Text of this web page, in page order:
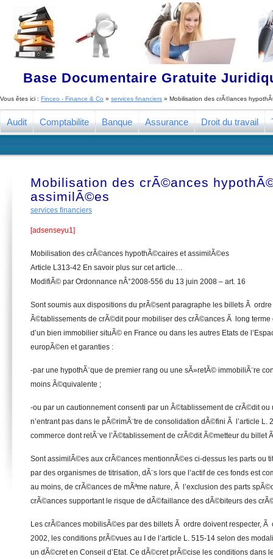
Base Documentaire Gratuite
Vous êtes ici : Finceo - Finance & Co » services financiers » Mobilisation des crÃ©ances
Audit Comptabilite Banque Assurance Droit du travail
Mobilisation des crÃ©ances
assimilÃ©es
services financiers
[adsenseyu1]
Mobilisation des crÃ©ances hypothÃ©caires et assimilÃ©es
Article L313-42 En savoir plus sur cet article…
ModifiÃ© par Ordonnance nÂ°2008-556 du 13 juin 2008 – art. 16
Sont soumis aux dispositions du prÃ©sent paragraphe les billets Ã
Ã©tablissements de crÃ©dit pour mobiliser des crÃ©ances Ã long
d’un bien immobilier situÃ© en France ou dans les autres Etats de
europÃ©en et garanties :
-par une hypothÃ¨que de premier rang ou une sÃ»retÃ© immobiliÃ¨re
moins Ã©quivalente ;
-ou par un cautionnement consenti par un Ã©tablissement de crÃ©dit ou
n’entrant pas dans le pÃ©rimÃ¨tre de consolidation dÃ©fini Ã l’article L.
commerce dont relÃ¨ve l’Ã©tablissement de crÃ©dit Ã©metteur du billet
Sont assimilÃ©es aux crÃ©ances mentionnÃ©es ci-dessus les parts ou
par des organismes de titrisation, dÃ¨s lors que l’actif de ces fonds est
au moins, de crÃ©ances de mÃªme nature, Ã l’exclusion des parts
crÃ©ances supportant le risque de dÃ©faillance des dÃ©biteurs des
Les crÃ©ances mobilisÃ©es par des billets Ã ordre doivent respecter, Ã
2002, les conditions prÃ©vues au I de l’article L. 515-14 selon des
un dÃ©cret en Conseil d’Etat. Ce dÃ©cret prÃ©cise les conditions dans